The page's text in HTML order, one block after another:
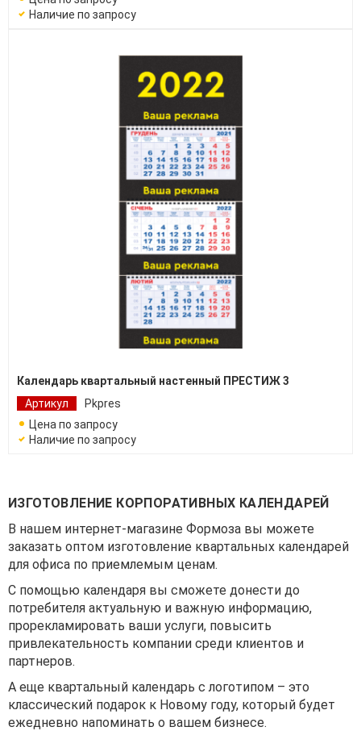
Наличие по запросу
Календарь квартальный настенный ПРЕСТИЖ 3
Артикул
Pkpres
Цена по запросу
Наличие по запросу
ИЗГОТОВЛЕНИЕ КОРПОРАТИВНЫХ КАЛЕНДАРЕЙ
В нашем интернет-магазине Формоза вы можете
заказать оптом изготовление квартальных календарей
для офиса по приемлемым ценам.
С помощью календаря вы сможете донести до
потребителя актуальную и важную информацию,
прорекламировать ваши услуги, повысить
привлекательность компании среди клиентов и
партнеров.
А еще квартальный календарь с логотипом – это
классический подарок к Новому году, который будет
ежедневно напоминать о вашем бизнесе.